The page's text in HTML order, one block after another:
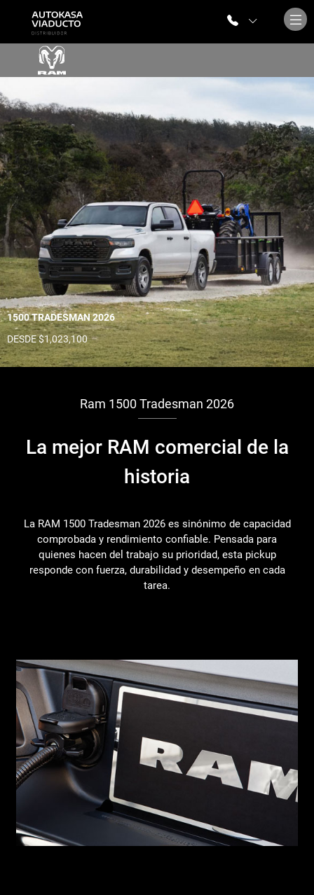
1500 TRADESMAN 2026
DESDE $1,023,100
Ram 1500 Tradesman 2026
La mejor RAM comercial de la
historia
La RAM 1500 Tradesman 2026 es sinónimo de capacidad
comprobada y rendimiento confiable. Pensada para
quienes hacen del trabajo su prioridad, esta pickup
responde con fuerza, durabilidad y desempeño en cada
tarea.